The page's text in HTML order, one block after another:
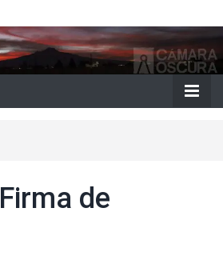
Cámara
Oscura
Firma de